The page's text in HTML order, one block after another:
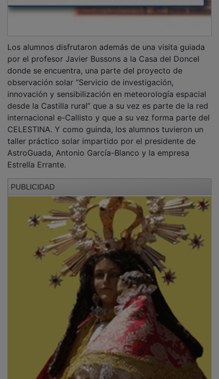
por el profesor Javier Bussons a la Casa del Doncel
donde se encuentra, una parte del proyecto de
observación solar “Servicio de investigación,
innovación y sensibilización en meteorología espacial
desde la Castilla rural” que a su vez es parte de la red
internacional e-Callisto y que a su vez forma parte del
CELESTINA. Y como guinda, los alumnos tuvieron un
taller práctico solar impartido por el presidente de
AstroGuada, Antonio García-Blanco y la empresa
Estrella Errante.